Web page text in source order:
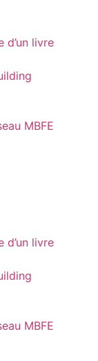
d’un livre
MBFE
d’un livre
MBFE